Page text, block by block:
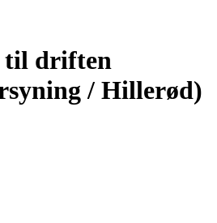
til driften
/ Hillerød)